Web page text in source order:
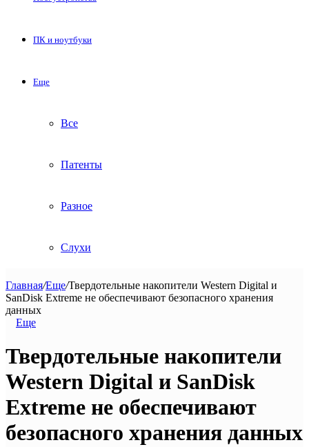
ПК и ноутбуки
Еще
Все
Патенты
Разное
Слухи
Главная/Еще/Твердотельные накопители Western Digital и
SanDisk Extreme не обеспечивают безопасного хранения
данных
Еще
Твердотельные накопители
Western Digital и SanDisk
Extreme не обеспечивают
безопасного хранения данных